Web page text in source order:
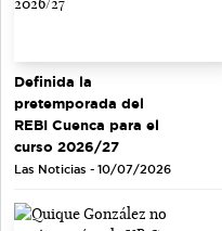
Definida la
pretemporada del
REBI Cuenca para el
curso 2026/27
Las Noticias - 10/07/2026